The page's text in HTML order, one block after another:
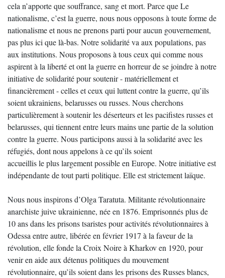
cela n’apporte que souffrance, sang et mort. Parce que Le
nationalisme, c’est la guerre, nous nous opposons à toute forme de
nationalisme et nous ne prenons parti pour aucun gouvernement,
pas plus ici que là-bas. Notre solidarité va aux populations, pas
aux institutions. Nous proposons à tous ceux qui comme nous
aspirent à la liberté et ont la guerre en horreur de se joindre à notre
initiative de solidarité pour soutenir - matériellement et
financièrement - celles et ceux qui luttent contre la guerre, qu’ils
soient ukrainiens, belarusses ou russes. Nous cherchons
particulièrement à soutenir les déserteurs et les pacifistes russes et
belarusses, qui tiennent entre leurs mains une partie de la solution
contre la guerre. Nous participons aussi à la solidarité avec les
réfugiés, dont nous appelons à ce qu’ils soient
accueillis le plus largement possible en Europe. Notre initiative est
indépendante de tout parti politique. Elle est strictement laïque.
Nous nous inspirons d’Olga Taratuta. Militante révolutionnaire
anarchiste juive ukrainienne, née en 1876. Emprisonnés plus de
10 ans dans les prisons tsaristes pour activités révolutionnaires à
Odessa entre autre, libérée en février 1917 à la faveur de la
révolution, elle fonde la Croix Noire à Kharkov en 1920, pour
venir en aide aux détenus politiques du mouvement
révolutionnaire, qu’ils soient dans les prisons des Russes blancs,